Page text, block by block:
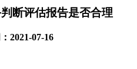
断评估报告是否合理
2021-07-16